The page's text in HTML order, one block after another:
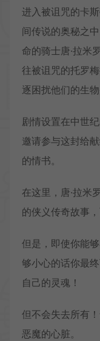
进入被诅咒的卡
间传说的奥秘之
命的骑士唐·拉米
往被诅咒的托罗
逐困扰他们的生物
剧情设置在中世
邀请参与这封给
的情书。
在这里，唐·拉米
的侠义传奇故事
但是，即使你能
够小心的话你最
自己的灵魂！
但不会失去所有
恶魔的心脏。